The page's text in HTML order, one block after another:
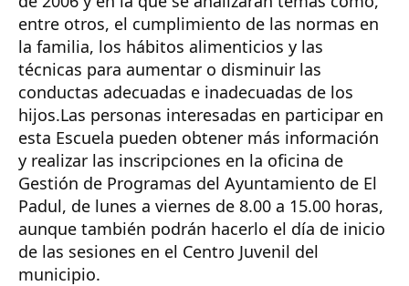
entre otros, el cumplimiento de las normas en
la familia, los hábitos alimenticios y las
técnicas para aumentar o disminuir las
conductas adecuadas e inadecuadas de los
hijos.Las personas interesadas en participar en
esta Escuela pueden obtener más información
y realizar las inscripciones en la oficina de
Gestión de Programas del Ayuntamiento de El
Padul, de lunes a viernes de 8.00 a 15.00 horas,
aunque también podrán hacerlo el día de inicio
de las sesiones en el Centro Juvenil del
municipio.